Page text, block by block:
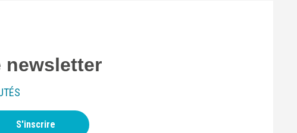
newsletter
S'inscrire